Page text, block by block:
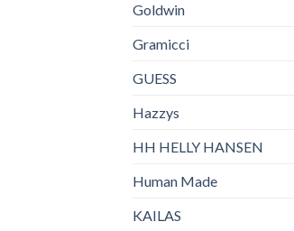
Goldwin
Gramicci
GUESS
Hazzys
HH HELLY HANSEN
Human Made
KAILAS